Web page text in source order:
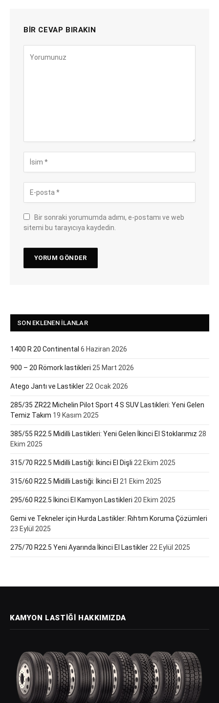
BIR CEVAP BIRAKIN
Bir sonraki yorumumda adımı, e-postamı ve web
sitemi bu tarayıcıya kaydedin.
SON EKLENEN İLANLAR
1400 R 20 Continental 6 Haziran 2026
900 – 20 Römork lastikleri 25 Mart 2026
Atego Jantı ve Lastikler22 Ocak 2026
285/35 ZR22 Michelin Pilot Sport 4 S SUV Lastikleri: Yeni Gelen
Temiz Takım 19 Kasım 2025
385/55 R22.5 Midilli Lastikleri: Yeni Gelen İkinci El Stoklarımız 28
Ekim 2025
315/70 R22.5 Midilli Lastiği: İkinci El Dişli 22 Ekim 2025
315/60 R22.5 Midilli Lastiği: İkinci El 21 Ekim 2025
295/60 R22.5 İkinci El Kamyon Lastikleri 20 Ekim 2025
Gemi ve Tekneler için Hurda Lastikler: Rıhtım Koruma Çözümleri
23 Eylül 2025
275/70 R22.5 Yeni Ayarında İkinci El Lastikler22 Eylül 2025
KAMYON LASTIĞI HAKKIMIZDA